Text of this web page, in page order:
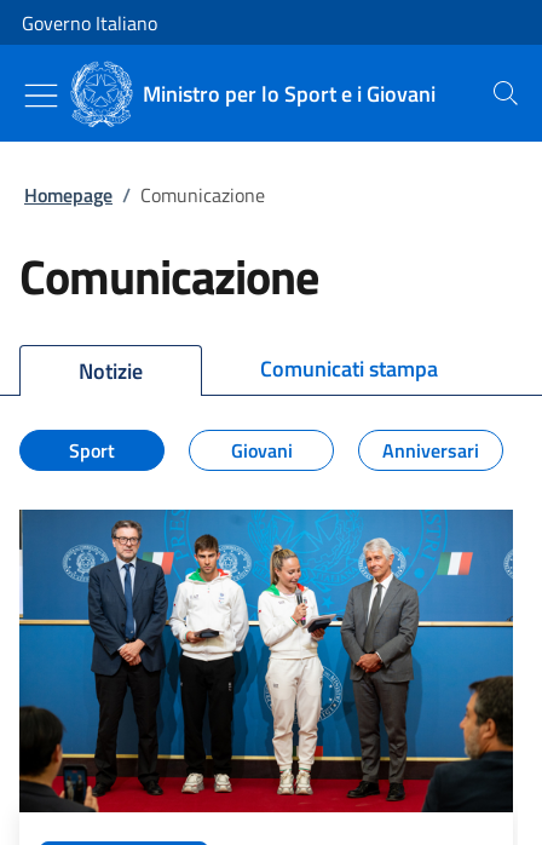
Vai al contenuto
Vai alla navigazione del sito
Governo Italiano
Ministro per lo Sport e i Giovani Cerca
Homepage / Comunicazione
Comunicazione
Notizie Comunicati stampa
Sport Giovani Anniversari